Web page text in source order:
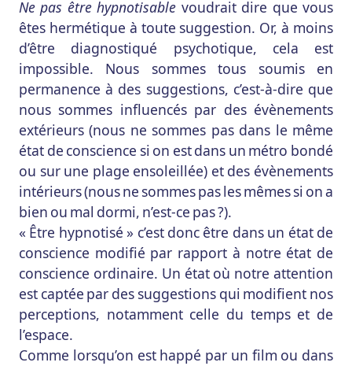
Ne pas être hypnotisable voudrait dire que vous
êtes hermétique à toute suggestion. Or, à moins
d’être diagnostiqué psychotique, cela est
impossible. Nous sommes tous soumis en
permanence à des suggestions, c’est-à-dire que
nous sommes influencés par des évènements
extérieurs (nous ne sommes pas dans le même
état de conscience si on est dans un métro bondé
ou sur une plage ensoleillée) et des évènements
intérieurs (nous ne sommes pas les mêmes si on a
bien ou mal dormi, n’est-ce pas ?).
« Être hypnotisé » c’est donc être dans un état de
conscience modifié par rapport à notre état de
conscience ordinaire. Un état où notre attention
est captée par des suggestions qui modifient nos
perceptions, notamment celle du temps et de
l’espace.
Comme lorsqu’on est happé par un film ou dans